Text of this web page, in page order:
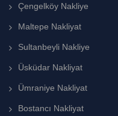
Çengelköy Nakliye
Maltepe Nakliyat
Sultanbeyli Nakliye
Üsküdar Nakliyat
Ümraniye Nakliyat
Bostancı Nakliyat